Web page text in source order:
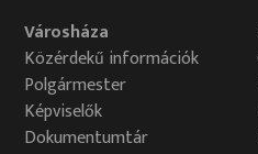
Városháza
Közérdekű információk
Polgármester
Képviselők
Dokumentumtár